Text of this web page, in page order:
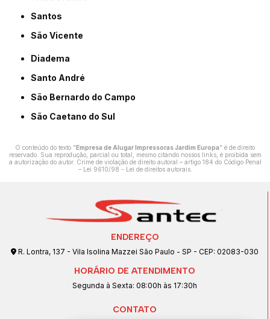
Santos
São Vicente
Diadema
Santo André
São Bernardo do Campo
São Caetano do Sul
O conteúdo do texto " Empresa de Alugar Impressoras Jardim Europa" é de direito
reservado. Sua reprodução, parcial ou total, mesmo citando nossos links, é proibida sem
a autorização do autor. Crime de violação de direito autoral – artigo 184 do Código Penal
–
Lei 9610/98 - Lei de direitos autorais.
ENDEREÇO
R. Lontra, 137 - Vila Isolina Mazzei São Paulo - SP - CEP: 02083-030
HORÁRIO DE ATENDIMENTO
Segunda à Sexta: 08:00h às 17:30h
CONTATO